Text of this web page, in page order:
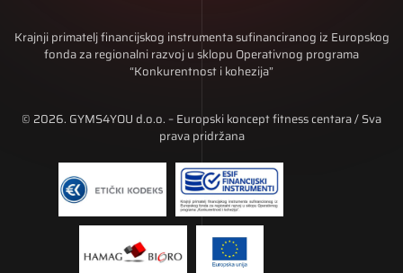
Krajnji primatelj financijskog instrumenta sufinanciranog iz Europskog
fonda za regionalni razvoj u sklopu Operativnog programa
“Konkurentnost i kohezija”
© 2026. GYMS4YOU d.o.o. – Europski koncept fitness centara / Sva
prava pridržana